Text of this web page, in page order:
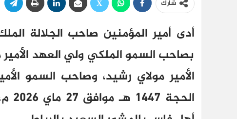
شارك
أدى أمير المؤمنين صاحب الجلالة
بصاحب السمو الملكي ولي العهد